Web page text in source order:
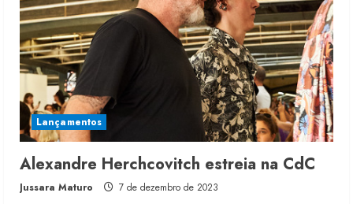
Lançamentos
Alexandre Herchcovitch estreia na CdC
Jussara Maturo 7 de dezembro de 2023